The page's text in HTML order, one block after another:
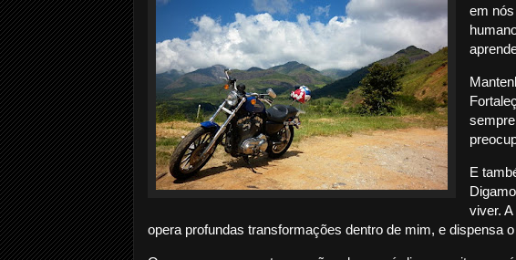
em
E
viver.
opera profundas transformações dentro de mim, e dispensa